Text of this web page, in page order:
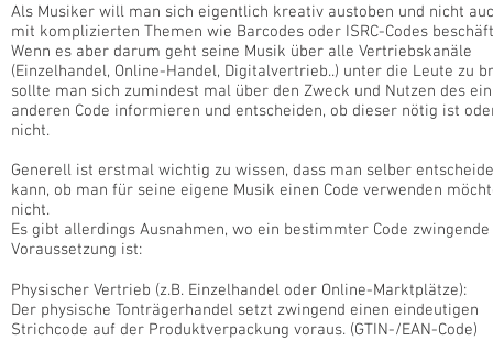
Als Musiker will man sich eigentlich kreativ austoben und nicht
mit komplizierten Themen wie Barcodes oder ISRC-Codes
Wenn es aber darum geht seine Musik über alle Vertriebskanäle
(Einzelhandel, Online-Handel, Digitalvertrieb..) unter die Leute zu
sollte man sich zumindest mal über den Zweck und Nutzen des
anderen Code informieren und entscheiden, ob dieser nötig ist
nicht.
Generell ist erstmal wichtig zu wissen, dass man selber
kann, ob man für seine eigene Musik einen Code verwenden
nicht.
Es gibt allerdings Ausnahmen, wo ein bestimmter Code zwingende
Voraussetzung ist:
Physischer Vertrieb (z.B. Einzelhandel oder Online-Marktplätze):
Der physische Tonträgerhandel setzt zwingend einen eindeutigen
Strichcode auf der Produktverpackung voraus. (GTIN-/EAN-Code)